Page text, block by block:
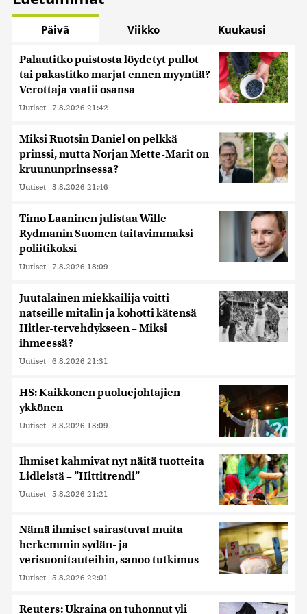
Päivä Viikko Kuukausi
Palautitko puistosta löydetyt pullot
tai pakastitko marjat ennen myyntiä?
Verottaja vaatii osansa
Uutiset | 7.8.2026 21:42
Miksi Ruotsin Daniel on pelkkä
prinssi, mutta Norjan Mette-Marit on
kruununprinsessa?
Uutiset | 3.8.2026 21:46
Timo Laaninen julistaa Wille
Rydmanin Suomen taitavimmaksi
poliitikoksi
Uutiset | 7.8.2026 18:09
Juutalainen miekkailija voitti
natseille mitalin ja kohotti kätensä
Hitler-tervehdykseen – Miksi
ihmeessä?
Uutiset | 6.8.2026 21:31
HS: Kaikkonen puoluejohtajien
ykkönen
Uutiset | 8.8.2026 13:09
Ihmiset kahmivat nyt näitä tuotteita
Lidleistä – ”Hittitrendi”
Uutiset | 5.8.2026 21:21
Nämä ihmiset sairastuvat muita
herkemmin sydän- ja
verisuonitauteihin, sanoo tutkimus
Uutiset | 5.8.2026 22:01
Reuters: Ukraina on tuhonnut yli